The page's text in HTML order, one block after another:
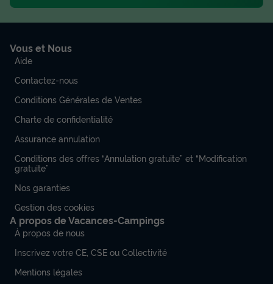
Vous et Nous
Aide
Contactez-nous
Conditions Générales de Ventes
Charte de confidentialité
Assurance annulation
Conditions des offres “Annulation gratuite” et “Modification
gratuite”
Nos garanties
Gestion des cookies
A propos de Vacances-Campings
À propos de nous
Inscrivez votre CE, CSE ou Collectivité
Mentions légales